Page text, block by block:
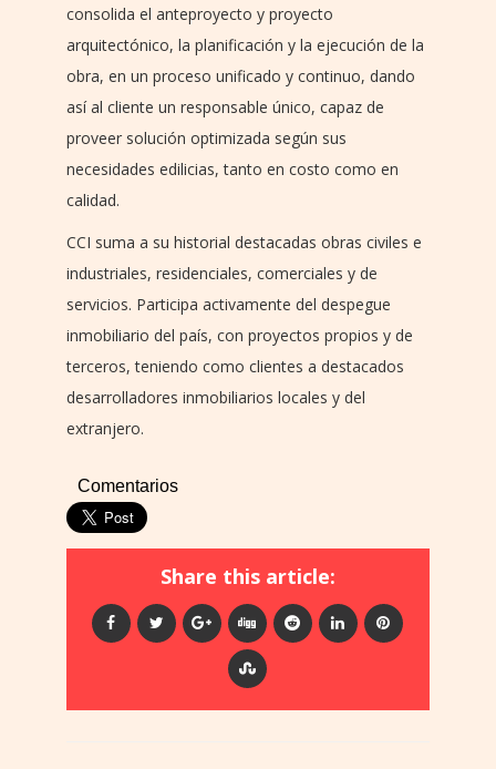
consolida el anteproyecto y proyecto
arquitectónico, la planificación y la ejecución de la
obra, en un proceso unificado y continuo, dando
así al cliente un responsable único, capaz de
proveer solución optimizada según sus
necesidades edilicias, tanto en costo como en
calidad.
CCI suma a su historial destacadas obras civiles e
industriales, residenciales, comerciales y de
servicios. Participa activamente del despegue
inmobiliario del país, con proyectos propios y de
terceros, teniendo como clientes a destacados
desarrolladores inmobiliarios locales y del
extranjero.
Comentarios
Share this article: